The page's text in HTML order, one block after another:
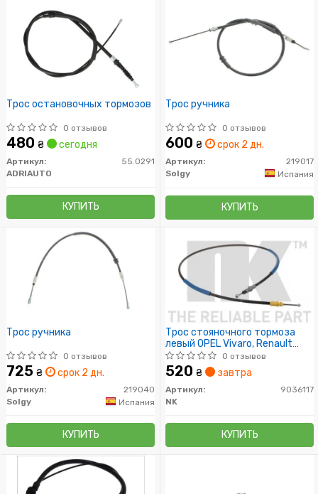
Трос остановочных тормозов
0 отзывов
480 ₴ сегодня
Артикул:
55.0291
ADRIAUTO
КУПИТЬ
Трос ручника
0 отзывов
600 ₴ срок 2 дн.
Артикул:
219017
Solgy
Испания
КУПИТЬ
Трос ручника
0 отзывов
725 ₴ срок 2 дн.
Артикул:
219040
Solgy
Испания
КУПИТЬ
Трос стояночного тормоза
левый OPEL Vivaro, Renault
Trafic 01-
0 отзывов
520 ₴ завтра
Артикул:
9036117
NK
КУПИТЬ